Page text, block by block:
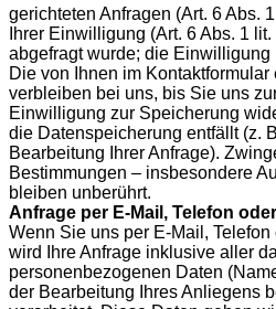
gerichteten Anfragen (Art. 6 Abs.
Ihrer Einwilligung (Art. 6 Abs. 1
abgefragt wurde; die Einwilligung
Die von Ihnen im
verbleiben bei uns, bis Sie uns
Einwilligung zur Speicherung
die Datenspeicherung entfällt (z.
Bearbeitung Ihrer Anfrage).
Bestimmungen – insbesondere
bleiben unberührt.
Anfrage per E-Mail, Telefon
Wenn Sie uns per E-Mail,
wird Ihre Anfrage inklusive aller
personenbezogenen Daten
der Bearbeitung Ihres Anliegens